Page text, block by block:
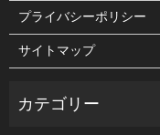
プライバシーポリシー
サイトマップ